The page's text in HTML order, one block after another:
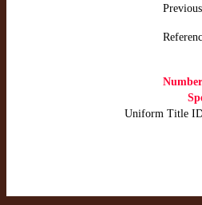
Uniform Title